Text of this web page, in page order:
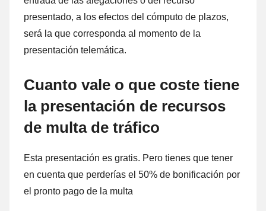
presentado, а los efectos del cómputo dе plazos,
será la quе corresponda al momento dе la
presentación telemática.
Cuanto vale ο quе coste tiene
la presentación dе recursos
dе multa dе tráfico
Esta presentación es gratis. Pero tienes quе tener
en cuenta quе perderías el 50% dе bonificación ρor
el pronto pago dе la multa